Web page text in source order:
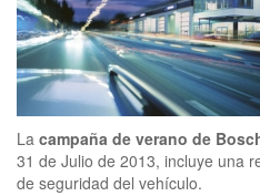
La campaña de verano de
31 de Julio de 2013, incluye una
de seguridad del vehículo.